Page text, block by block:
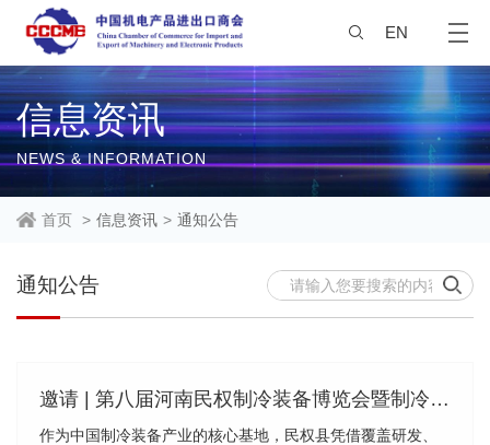
EN
信息资讯
NEWS & INFORMATION
首页 > 信息资讯 > 通知公告
通知公告
邀请 | 第八届河南民权制冷装备博览会暨制冷产业经贸促进活动周
作为中国制冷装备产业的核心基地，民权县凭借覆盖研发、